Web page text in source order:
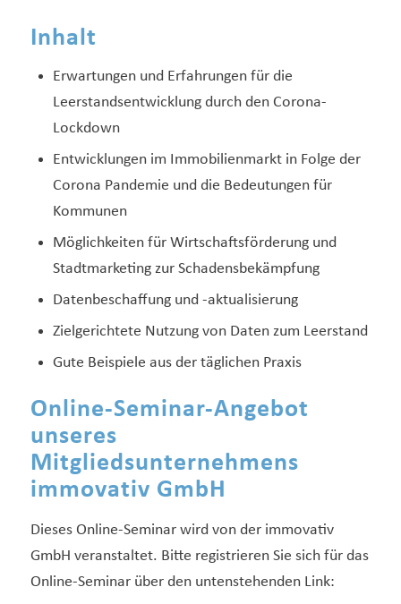
Inhalt
Erwartungen und Erfahrungen für die
Leerstandsentwicklung durch den Corona-
Lockdown
Entwicklungen im Immobilienmarkt in Folge der
Corona Pandemie und die Bedeutungen für
Kommunen
Möglichkeiten für Wirtschaftsförderung und
Stadtmarketing zur Schadensbekämpfung
Datenbeschaffung und -aktualisierung
Zielgerichtete Nutzung von Daten zum Leerstand
Gute Beispiele aus der täglichen Praxis
Online-Seminar-Angebot
unseres
Mitgliedsunternehmens
immovativ GmbH
Dieses Online-Seminar wird von der immovativ
GmbH veranstaltet. Bitte registrieren Sie sich für das
Online-Seminar über den untenstehenden Link: